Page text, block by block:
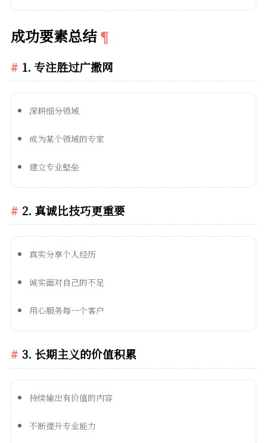
成功要素总结
1. 专注胜过广撒网
深耕细分领域
成为某个领域的专家
建立专业壁垒
2. 真诚比技巧更重要
真实分享个人经历
诚实面对自己的不足
用心服务每一个客户
3. 长期主义的价值积累
持续输出有价值的内容
不断提升专业能力